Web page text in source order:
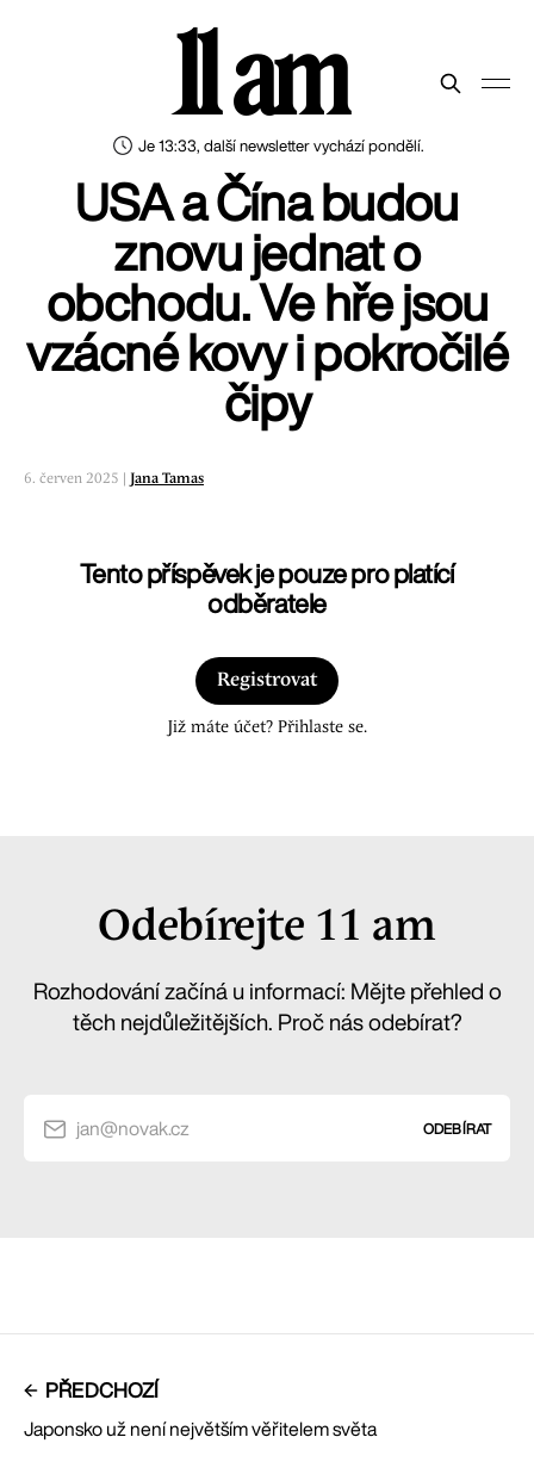
Je 13:33, další newsletter vychází pondělí.
11 am
USA a Čína budou
znovu jednat o
obchodu. Ve hře jsou
vzácné kovy i pokročilé
čipy
6. červen 2025 | Jana Tamas
Tento příspěvek je pouze pro platící
odběratele
Registrovat
Již máte účet? Přihlaste se.
Odebírejte 11 am
Rozhodování začíná u informací: Mějte přehled o
těch nejdůležitějších. Proč nás odebírat?
jan@novak.cz ODEBÍRAT
PŘEDCHOZÍ
Japonsko už není největším věřitelem světa